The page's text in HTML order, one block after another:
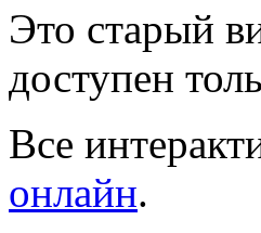
Это старый
доступен
Все
онлайн.